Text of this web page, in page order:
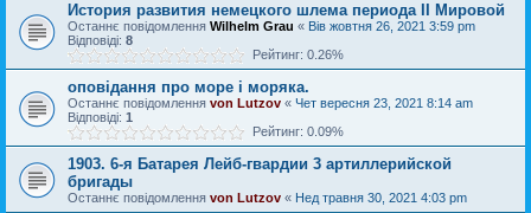
История развития немецкого шлема периода II Мировой
Останнє повідомлення Wilhelm Grau « Вів жовтня 26, 2021 3:59 pm
Відповіді: 8
Рейтинг: 0.26%
оповідання про море і моряка.
Останнє повідомлення von Lutzov « Чет вересня 23, 2021 8:14 am
Відповіді: 1
Рейтинг: 0.09%
1903. 6-я Батарея Лейб-гвардии 3 артиллерийской
бригады
Останнє повідомлення von Lutzov « Нед травня 30, 2021 4:03 pm